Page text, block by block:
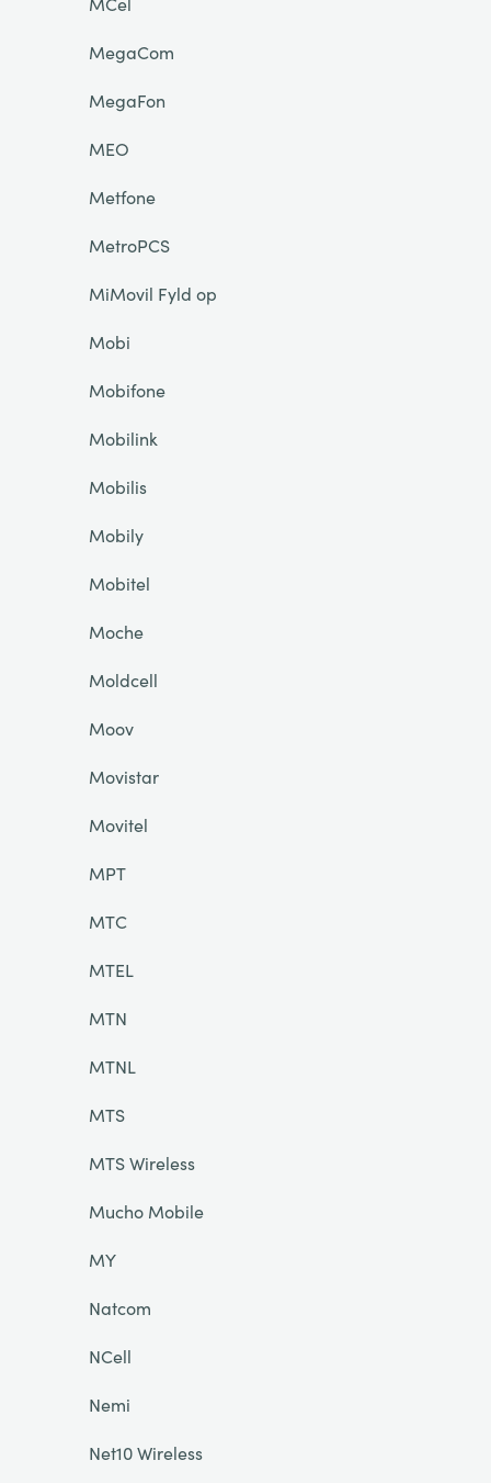
MegaCom
MegaFon
MEO
Metfone
MetroPCS
MiMovil Fyld op
Mobi
Mobifone
Mobilink
Mobilis
Mobily
Mobitel
Moche
Moldcell
Moov
Movistar
Movitel
MPT
MTC
MTEL
MTN
MTNL
MTS
MTS Wireless
Mucho Mobile
MY
Natcom
NCell
Nemi
Net10 Wireless